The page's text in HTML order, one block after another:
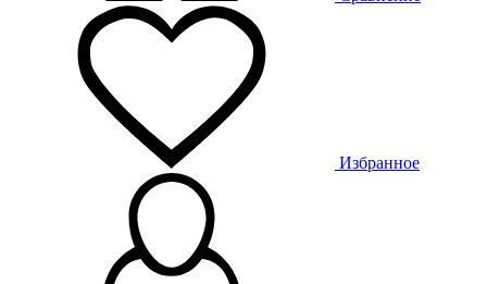
Избранное